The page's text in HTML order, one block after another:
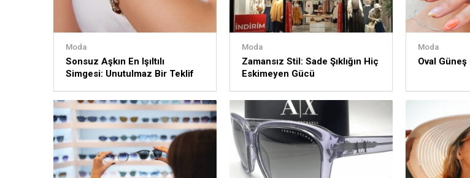
Moda
Sonsuz Aşkın En Işıltılı
Simgesi: Unutulmaz Bir Teklif
Moda
Zamansız Stil: Sade Şıklığın Hiç
Eskimeyen Gücü
Moda
Oval